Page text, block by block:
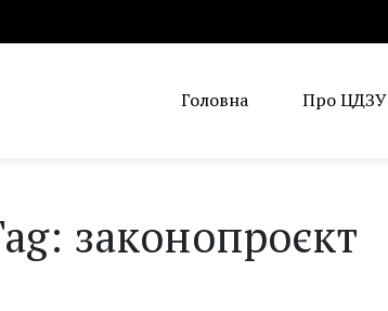
Головна Про ЦДЗУ
законопроєкт